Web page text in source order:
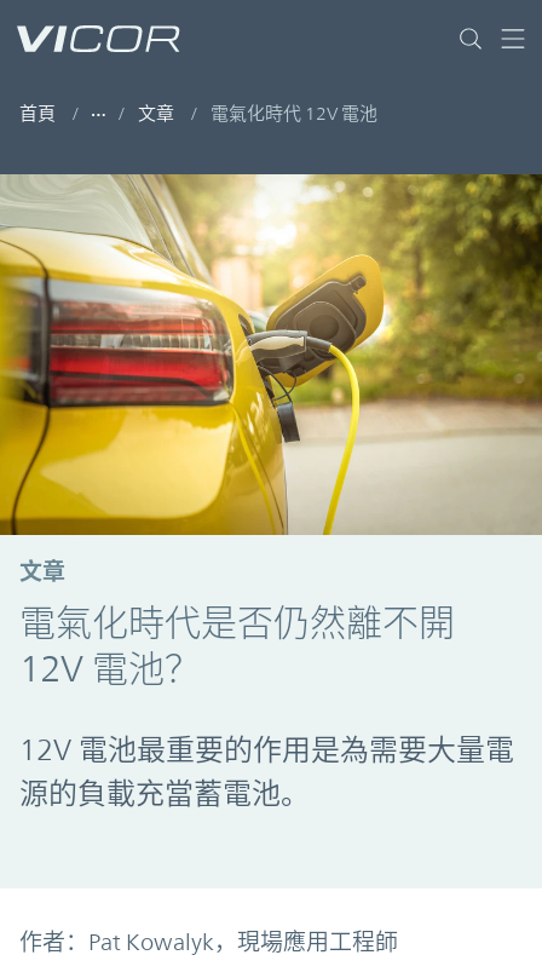
首頁 文章 電氣化時代 12V 電池
文章
電氣化時代是否仍然離不開
12V 電池？
12V 電池最重要的作用是為需要大量電
源的負載充當蓄電池。
作者：Pat Kowalyk，現場應用工程師